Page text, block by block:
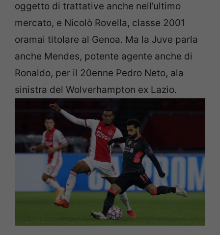
oggetto di trattative anche nell’ultimo
mercato, e Nicolò Rovella, classe 2001
oramai titolare al Genoa. Ma la Juve parla
anche Mendes, potente agente anche di
Ronaldo, per il 20enne Pedro Neto, ala
sinistra del Wolverhampton ex Lazio.